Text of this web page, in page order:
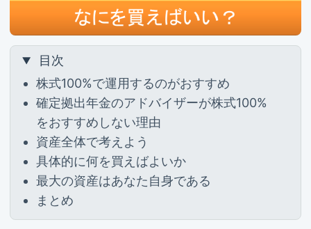
目次
株式100%で運用するのがおすすめ
確定拠出年金のアドバイザーが株式100%
をおすすめしない理由
資産全体で考えよう
具体的に何を買えばよいか
最大の資産はあなた自身である
まとめ